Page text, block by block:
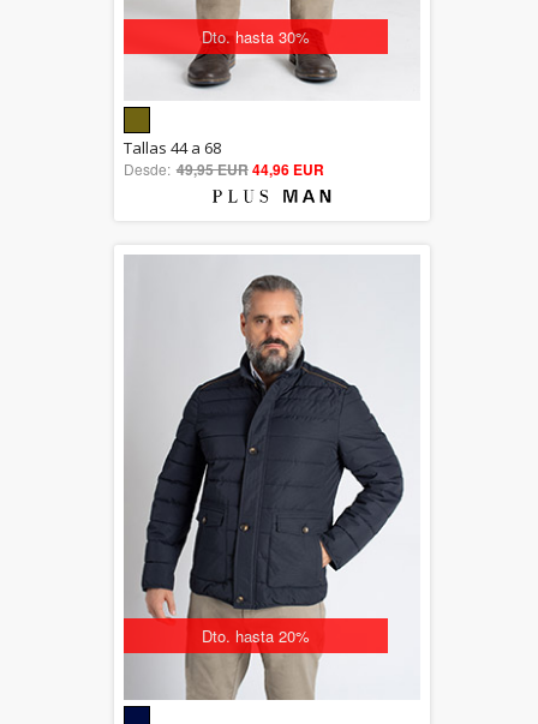
Dto. hasta 30%
out of 5
Tallas 44 a 68
Desde: 49,95 EUR44,96 EUR
Dto. hasta 20%